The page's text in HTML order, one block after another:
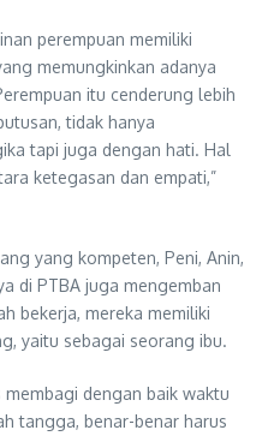
perempuan memiliki
memungkinkan adanya
itu cenderung lebih
tidak hanya
tapi juga dengan hati. Hal
ketegasan dan empati,”
yang kompeten, Peni, Anin,
di PTBA juga mengemban
bekerja, mereka memiliki
yaitu sebagai seorang ibu.
membagi dengan baik waktu
tangga, benar-benar harus